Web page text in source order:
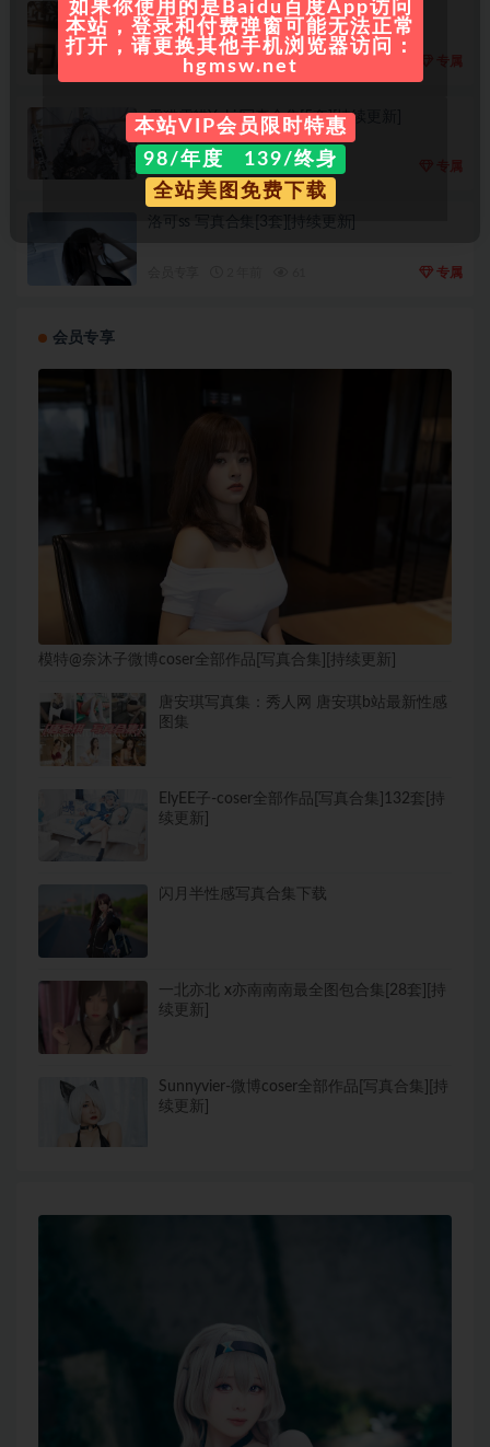
三無人型 写真资源合集[5套][持续更新]
会员专享 2 年前 29 专属
雪猫雪貓Yuki 写真合集[5套][持续更新]
会员专享 2 年前 26 专属
洛可ss 写真合集[3套][持续更新]
专属
会员专享
模特@奈沐子微博coser全部作品[写真合集][持续更新]
唐安琪写真集：秀人网 唐安琪b站最新性感
图集
ElyEE子-coser全部作品[写真合集]132套[持
续更新]
闪月半性感写真合集下载
一北亦北 x亦南南南最全图包合集[28套][持
续更新]
Sunnyvier-微博coser全部作品[写真合集][持
续更新]
如果你使用的是Baidu百度App访问
本站，登录和付费弹窗可能无法正常
打开，请更换其他手机浏览器访问：
hgmsw.net
本站VIP会员限时特惠
98/年度 139/终身
全站美图免费下载